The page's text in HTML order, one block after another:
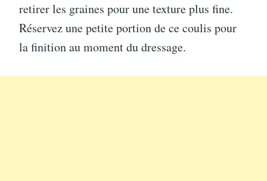
retirer les graines pour une texture plus fine.
Réservez une petite portion de ce coulis pour
la finition au moment du dressage.